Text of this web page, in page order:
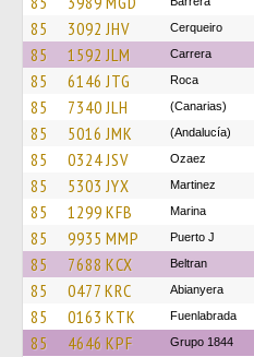
85 3092 JHV Cerqueiro
85 1592 JLM Carrera
85 6146 JTG Roca
85 7340 JLH (Canarias)
85 5016 JMK (Andalucía)
85 0324 JSV Ozaez
85 5303 JYX Martinez
85 1299 KFB Marina
85 9935 MMP Puerto J
85 7688 KCX Beltran
85 0477 KRC Abianyera
85 0163 KTK Fuenlabrada
85 4646 KPF Grupo 1844